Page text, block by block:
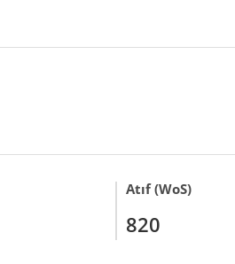
Atıf (WoS)
820